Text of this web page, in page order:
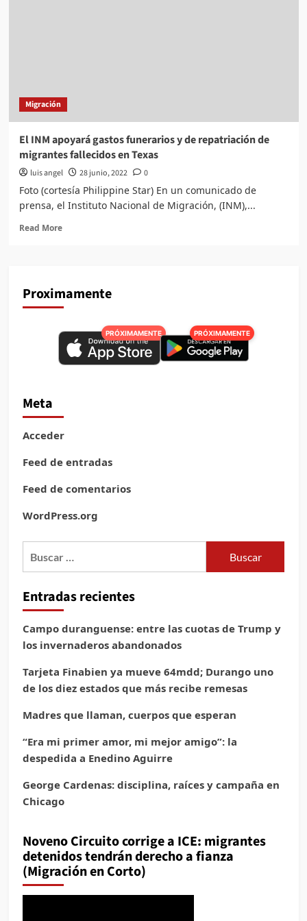
Migración
El INM apoyará gastos funerarios y de repatriación de
migrantes fallecidos en Texas
luis angel 28 junio, 2022 0
Foto (cortesía Philippine Star) En un comunicado de
prensa, el Instituto Nacional de Migración, (INM),...
Read MoreRead
apoyará
gastos
y
de
repatriación
de
Texas
Proximamente
PRÓXIMAMENTE PRÓXIMAMENTE
Meta
Acceder
Feed de entradas
Feed de comentarios
WordPress.org
Entradas recientes
Campo duranguense: entre las cuotas de Trump y
los invernaderos abandonados
Tarjeta Finabien ya mueve 64mdd; Durango uno
de los diez estados que más recibe remesas
Madres que llaman, cuerpos que esperan
“Era mi primer amor, mi mejor amigo”: la
despedida a Enedino Aguirre
George Cardenas: disciplina, raíces y campaña en
Chicago
Noveno Circuito corrige a ICE: migrantes
detenidos tendrán derecho a fianza
(Migración en Corto)